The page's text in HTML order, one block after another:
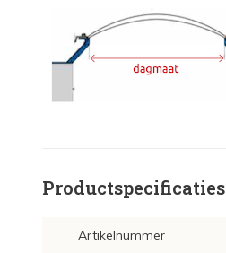
Productspecificaties
Artikelnummer